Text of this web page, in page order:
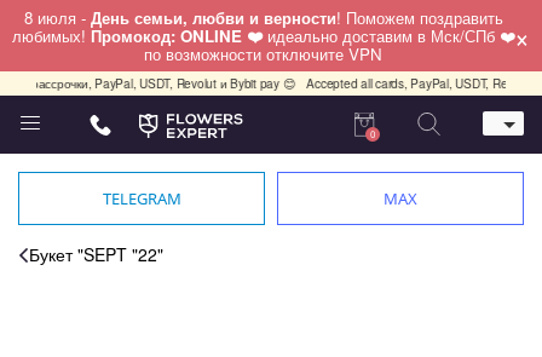
8 июля - День семьи, любви и верности! Поможем поздравить
любимых! Промокод: ONLINE ❤️ идеально доставим в Мск/СПб ❤️
по возможности отключите VPN ×
рассрочки, PayPal, USDT, Revolut и Bybit pay 😊 Accepted all cards, PayPal, USDT, Revolut
Телефон
+7 (495) 982-55-05
0
TELEGRAM MAX
Букет "SEPT "22"